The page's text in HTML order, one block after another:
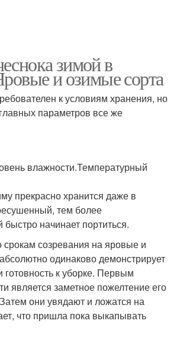
зимой в
и озимые сорта
к условиям хранения, но
параметров все же
влажности.Температурный
прекрасно хранится даже в
тем более
начинает портиться.
срокам созревания на яровые и
одинаково демонстрирует
готовность к уборке. Первым
является заметное пожелтение его
они увядают и ложатся на
что пришла пока выкапывать